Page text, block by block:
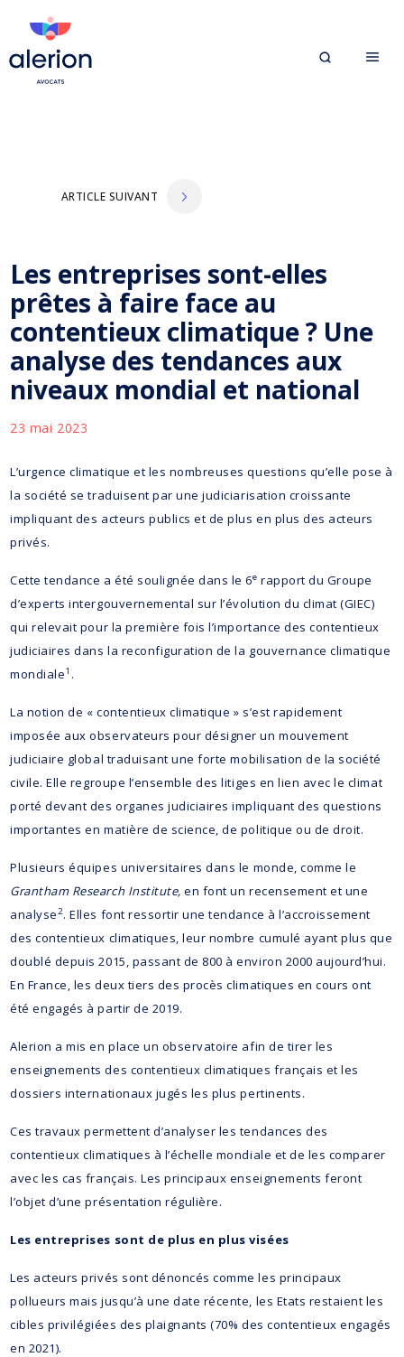
ARTICLE SUIVANT
Les entreprises sont-elles
prêtes à faire face au
contentieux climatique ? Une
analyse des tendances aux
niveaux mondial et national
23 mai 2023
L’urgence climatique et les nombreuses questions qu’elle pose à
la société se traduisent par une judiciarisation croissante
impliquant des acteurs publics et de plus en plus des acteurs
privés.
Cette tendance a été soulignée dans le 6e rapport du Groupe
d’experts intergouvernemental sur l’évolution du climat (GIEC)
qui relevait pour la première fois l’importance des contentieux
judiciaires dans la reconfiguration de la gouvernance climatique
mondiale1 .
La notion de « contentieux climatique » s’est rapidement
imposée aux observateurs pour désigner un mouvement
judiciaire global traduisant une forte mobilisation de la société
civile. Elle regroupe l’ensemble des litiges en lien avec le climat
porté devant des organes judiciaires impliquant des questions
importantes en matière de science, de politique ou de droit.
Plusieurs équipes universitaires dans le monde, comme le
Grantham Research Institute, en font un recensement et une
analyse2. Elles font ressortir une tendance à l’accroissement
des contentieux climatiques, leur nombre cumulé ayant plus que
doublé depuis 2015, passant de 800 à environ 2000 aujourd’hui.
En France, les deux tiers des procès climatiques en cours ont
été engagés à partir de 2019.
Alerion a mis en place un observatoire afin de tirer les
enseignements des contentieux climatiques français et les
dossiers internationaux jugés les plus pertinents.
Ces travaux permettent d’analyser les tendances des
contentieux climatiques à l’échelle mondiale et de les comparer
avec les cas français. Les principaux enseignements feront
l’objet d’une présentation régulière.
Les entreprises sont de plus en plus visées
Les acteurs privés sont dénoncés comme les principaux
pollueurs mais jusqu’à une date récente, les Etats restaient les
cibles privilégiées des plaignants (70% des contentieux engagés
en 2021).